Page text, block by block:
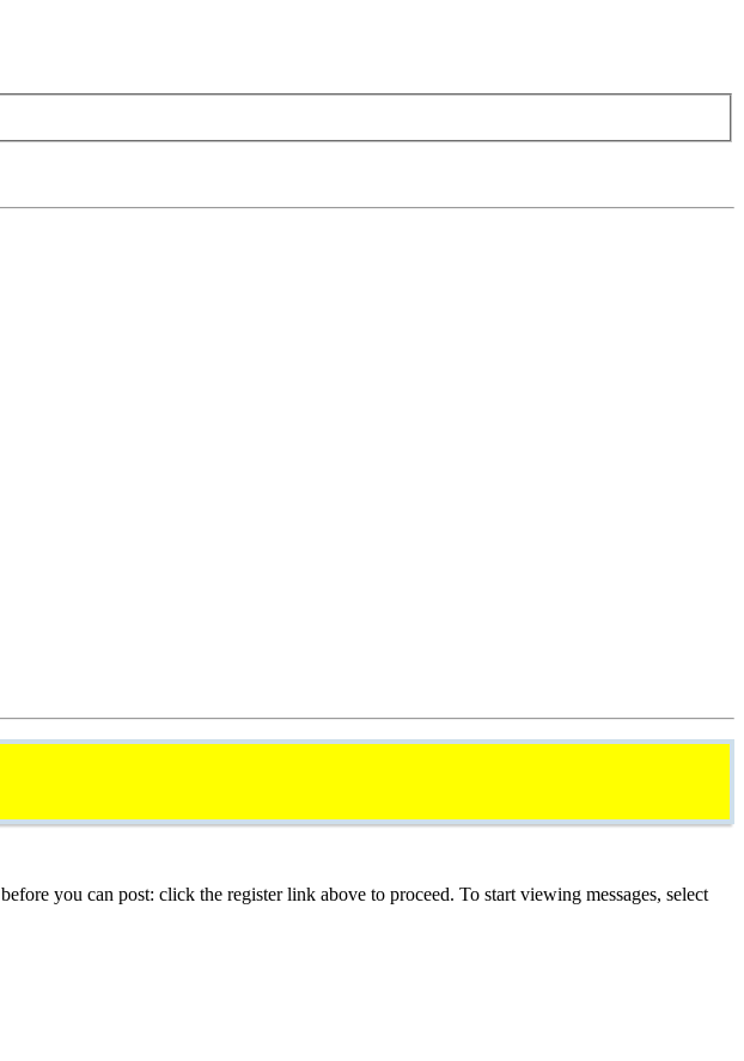
before you can post: click the register link above to proceed. To start viewing messages, select